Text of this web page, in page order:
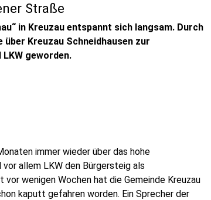
Straße
in Kreuzau entspannt sich langsam. Durch
Kreuzau Schneidhausen zur
geworden.
immer wieder über das hohe
allem LKW den Bürgersteig als
wenigen Wochen hat die Gemeinde Kreuzau
kaputt gefahren worden. Ein Sprecher der